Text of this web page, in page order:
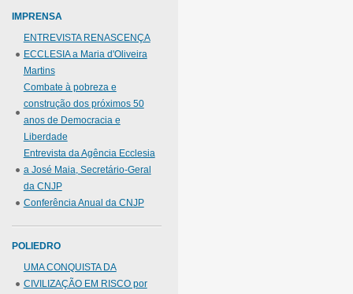
IMPRENSA
ENTREVISTA RENASCENÇA
ECCLESIA a Maria d'Oliveira
Martins
Combate à pobreza e
construção dos próximos 50
anos de Democracia e
Liberdade
Entrevista da Agência Ecclesia
a José Maia, Secretário-Geral
da CNJP
Conferência Anual da CNJP
POLIEDRO
UMA CONQUISTA DA
CIVILIZAÇÃO EM RISCO por